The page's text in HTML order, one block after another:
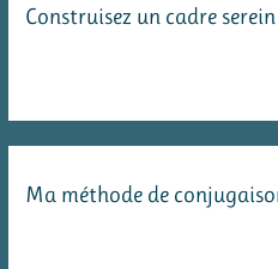
Construisez un cadre serein
Ma méthode de